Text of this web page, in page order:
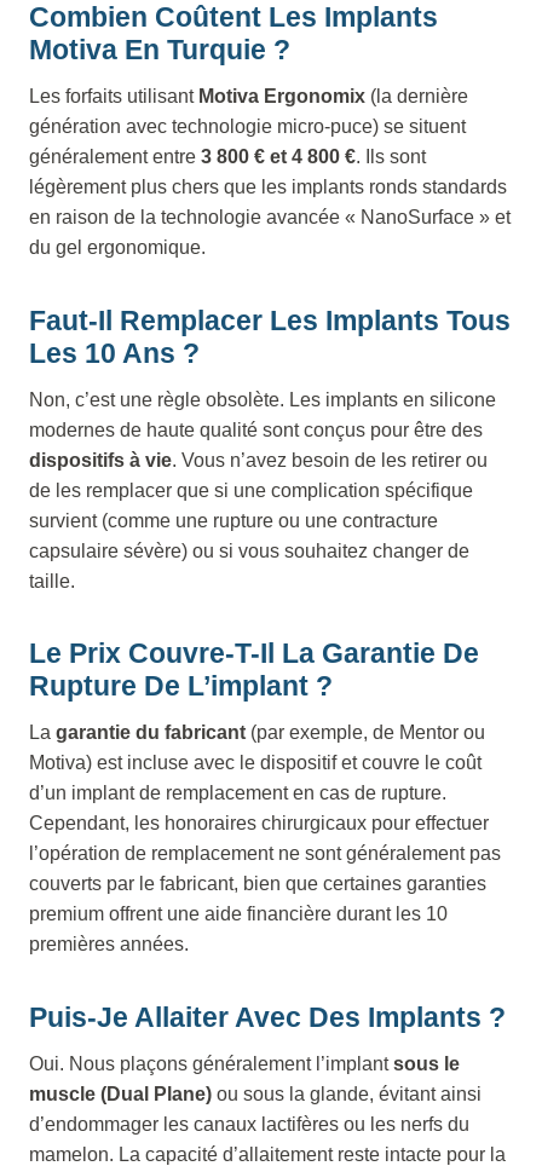
Combien Coûtent Les Implants
Motiva En Turquie ?
Les forfaits utilisant Motiva Ergonomix (la dernière
génération avec technologie micro-puce) se situent
généralement entre 3 800 € et 4 800 €. Ils sont
légèrement plus chers que les implants ronds standards
en raison de la technologie avancée « NanoSurface » et
du gel ergonomique.
Faut-Il Remplacer Les Implants Tous
Les 10 Ans ?
Non, c’est une règle obsolète. Les implants en silicone
modernes de haute qualité sont conçus pour être des
dispositifs à vie. Vous n’avez besoin de les retirer ou
de les remplacer que si une complication spécifique
survient (comme une rupture ou une contracture
capsulaire sévère) ou si vous souhaitez changer de
taille.
Le Prix Couvre-T-Il La Garantie De
Rupture De L’implant ?
La garantie du fabricant (par exemple, de Mentor ou
Motiva) est incluse avec le dispositif et couvre le coût
d’un implant de remplacement en cas de rupture.
Cependant, les honoraires chirurgicaux pour effectuer
l’opération de remplacement ne sont généralement pas
couverts par le fabricant, bien que certaines garanties
premium offrent une aide financière durant les 10
premières années.
Puis-Je Allaiter Avec Des Implants ?
Oui. Nous plaçons généralement l’implantsous le
muscle (Dual Plane) ou sous la glande, évitant ainsi
d’endommager les canaux lactifères ou les nerfs du
mamelon. La capacité d’allaitement reste intacte pour la